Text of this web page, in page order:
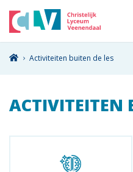
Activiteiten buiten de les
ACTIVITEITEN